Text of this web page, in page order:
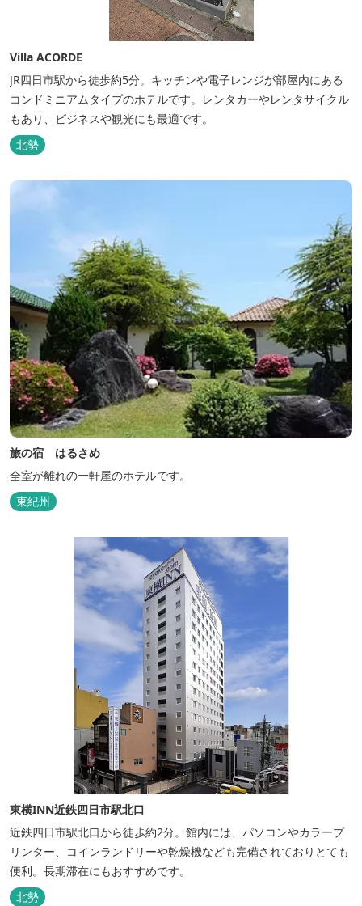
Villa ACORDE
JR四日市駅から徒歩約5分。キッチンや電子レンジが部屋内にある
コンドミニアムタイプのホテルです。レンタカーやレンタサイクル
もあり、ビジネスや観光にも最適です。
北勢
旅の宿 はるさめ
全室が離れの一軒屋のホテルです。
東紀州
東横INN近鉄四日市駅北口
近鉄四日市駅北口から徒歩約2分。館内には、パソコンやカラープ
リンター、コインランドリーや乾燥機なども完備されておりとても
便利。長期滞在にもおすすめです。
北勢